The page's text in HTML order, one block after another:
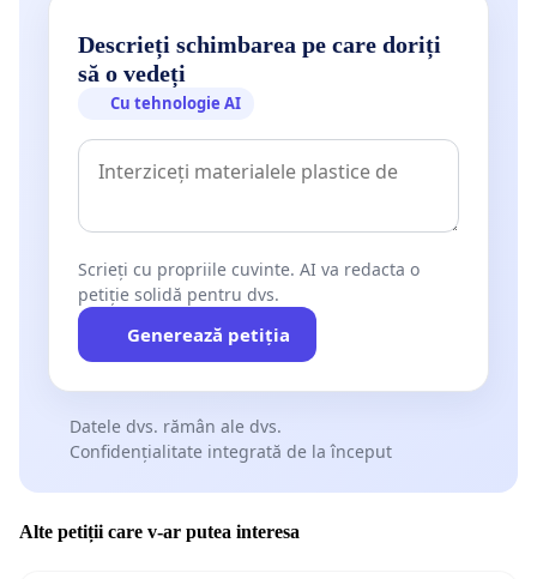
Descrieți schimbarea pe care doriți
să o vedeți
Cu tehnologie AI
Scrieți cu propriile cuvinte. AI va redacta o
petiție solidă pentru dvs.
Generează petiția
Datele dvs. rămân ale dvs.
Confidențialitate integrată de la început
Alte petiții care v-ar putea interesa